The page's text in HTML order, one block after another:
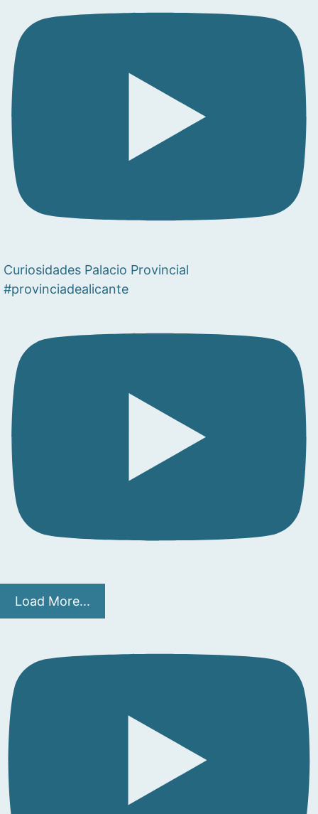
Curiosidades Palacio Provincial
#provinciadealicante
Load More...